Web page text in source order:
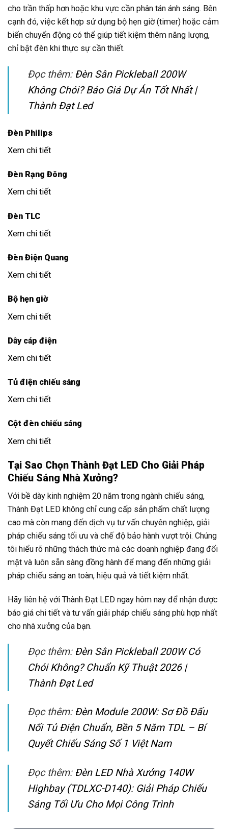
cho trần thấp hơn hoặc khu vực cần phân tán ánh sáng. Bên
cạnh đó, việc kết hợp sử dụng bộ hẹn giờ (timer) hoặc cảm
biến chuyển động có thể giúp tiết kiệm thêm năng lượng,
chỉ bật đèn khi thực sự cần thiết.
Đọc thêm: Đèn Sân Pickleball 200W
Không Chói? Báo Giá Dự Án Tốt Nhất |
Thành Đạt Led
Đèn Philips
Xem chi tiết
Đèn Rạng Đông
Xem chi tiết
Đèn TLC
Xem chi tiết
Đèn Điện Quang
Xem chi tiết
Bộ hẹn giờ
Xem chi tiết
Dây cáp điện
Xem chi tiết
Tủ điện chiếu sáng
Xem chi tiết
Cột đèn chiếu sáng
Xem chi tiết
Tại Sao Chọn Thành Đạt LED Cho Giải Pháp
Chiếu Sáng Nhà Xưởng?
Với bề dày kinh nghiệm 20 năm trong ngành chiếu sáng,
Thành Đạt LED không chỉ cung cấp sản phẩm chất lượng
cao mà còn mang đến dịch vụ tư vấn chuyên nghiệp, giải
pháp chiếu sáng tối ưu và chế độ bảo hành vượt trội. Chúng
tôi hiểu rõ những thách thức mà các doanh nghiệp đang đối
mặt và luôn sẵn sàng đồng hành để mang đến những giải
pháp chiếu sáng an toàn, hiệu quả và tiết kiệm nhất.
Hãy liên hệ với Thành Đạt LED ngay hôm nay để nhận được
báo giá chi tiết và tư vấn giải pháp chiếu sáng phù hợp nhất
cho nhà xưởng của bạn.
Đọc thêm: Đèn Sân Pickleball 200W Có
Chói Không? Chuẩn Kỹ Thuật 2026 |
Thành Đạt Led
Đọc thêm: Đèn Module 200W: Sơ Đồ Đấu
Nối Tủ Điện Chuẩn, Bền 5 Năm TDL – Bí
Quyết Chiếu Sáng Số 1 Việt Nam
Đọc thêm: Đèn LED Nhà Xưởng 140W
Highbay (TDLXC-D140): Giải Pháp Chiếu
Sáng Tối Ưu Cho Mọi Công Trình